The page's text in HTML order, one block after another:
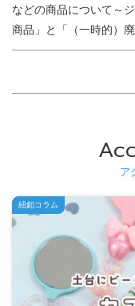
などの商品について～
商品」と「（一時的）
ア
紐釦コラム